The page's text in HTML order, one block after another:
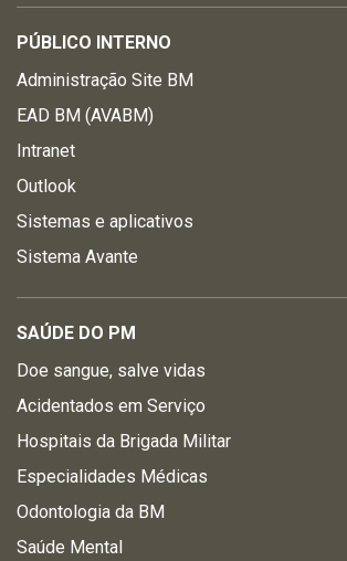
PÚBLICO INTERNO
Administração Site BM
EAD BM (AVABM)
Intranet
Outlook
Sistemas e aplicativos
Sistema Avante
SAÚDE DO PM
Doe sangue, salve vidas
Acidentados em Serviço
Hospitais da Brigada Militar
Especialidades Médicas
Odontologia da BM
Saúde Mental